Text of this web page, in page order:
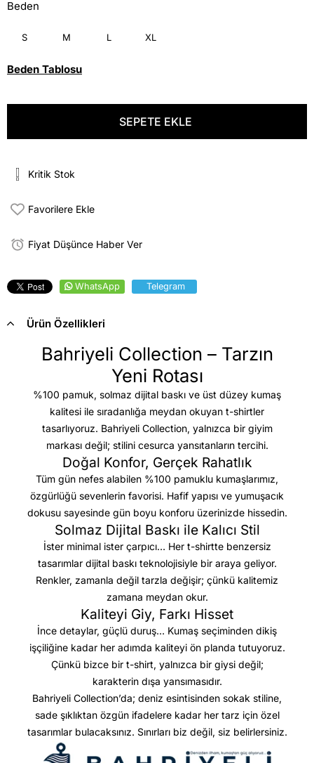
Beden
S M L XL
Beden Tablosu
Kritik Stok
Favorilere Ekle
Fiyat Düşünce Haber Ver
WhatsApp Telegram
Ürün Özellikleri
Bahriyeli Collection – Tarzın
Yeni Rotası
%100 pamuk, solmaz dijital baskı ve üst düzey kumaş
kalitesi ile sıradanlığa meydan okuyan t-shirtler
tasarlıyoruz. Bahriyeli Collection, yalnızca bir giyim
markası değil; stilini cesurca yansıtanların tercihi.
Doğal Konfor, Gerçek Rahatlık
Tüm gün nefes alabilen %100 pamuklu kumaşlarımız,
özgürlüğü sevenlerin favorisi. Hafif yapısı ve yumuşacık
dokusu sayesinde gün boyu konforu üzerinizde hissedin.
Solmaz Dijital Baskı ile Kalıcı Stil
İster minimal ister çarpıcı… Her t-shirtte benzersiz
tasarımlar dijital baskı teknolojisiyle bir araya geliyor.
Renkler, zamanla değil tarzla değişir; çünkü kalitemiz
zamana meydan okur.
Kaliteyi Giy, Farkı Hisset
İnce detaylar, güçlü duruş… Kumaş seçiminden dikiş
işçiliğine kadar her adımda kaliteyi ön planda tutuyoruz.
Çünkü bizce bir t-shirt, yalnızca bir giysi değil;
karakterin dışa yansımasıdır.
Bahriyeli Collection’da; deniz esintisinden sokak stiline,
sade şıklıktan özgün ifadelere kadar her tarz için özel
tasarımlar bulacaksınız. Sınırları biz değil, siz belirlersiniz.